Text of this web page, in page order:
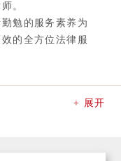
。
勉的服务素养为
的全方位法律服
+ 展开